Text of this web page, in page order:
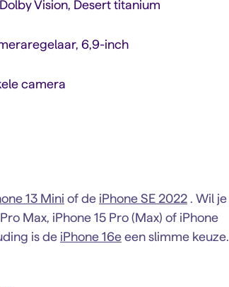
Vision, Desert titanium
6,9-inch
camera
13 Mini of de iPhone SE 2022 . Wil je
Max, iPhone 15 Pro (Max) of iPhone
is de iPhone 16e een slimme keuze.